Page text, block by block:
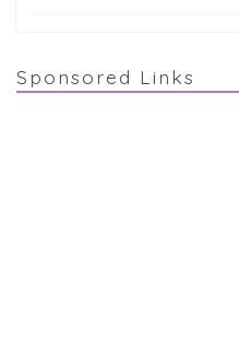
Sponsored Links